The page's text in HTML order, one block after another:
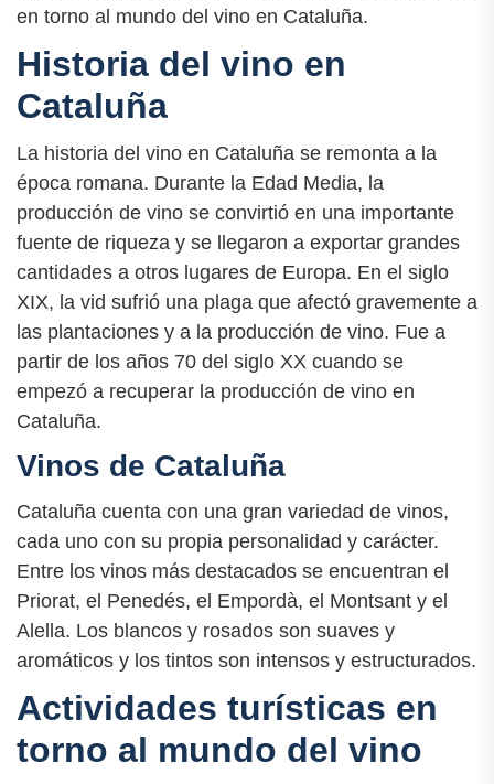
en torno al mundo del vino en Cataluña.
Historia del vino en
Cataluña
La historia del vino en Cataluña se remonta a la
época romana. Durante la Edad Media, la
producción de vino se convirtió en una importante
fuente de riqueza y se llegaron a exportar grandes
cantidades a otros lugares de Europa. En el siglo
XIX, la vid sufrió una plaga que afectó gravemente a
las plantaciones y a la producción de vino. Fue a
partir de los años 70 del siglo XX cuando se
empezó a recuperar la producción de vino en
Cataluña.
Vinos de Cataluña
Cataluña cuenta con una gran variedad de vinos,
cada uno con su propia personalidad y carácter.
Entre los vinos más destacados se encuentran el
Priorat, el Penedés, el Empordà, el Montsant y el
Alella. Los blancos y rosados son suaves y
aromáticos y los tintos son intensos y estructurados.
Actividades turísticas en
torno al mundo del vino